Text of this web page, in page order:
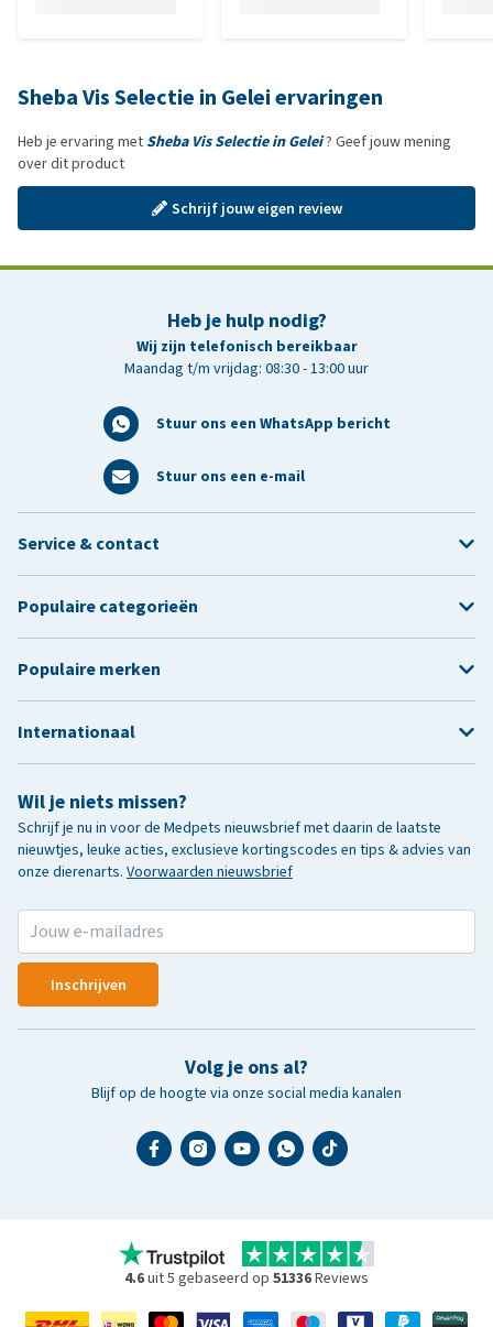
Sheba Vis Selectie in Gelei ervaringen
Heb je ervaring met Sheba Vis Selectie in Gelei? Geef jouw mening
over dit product
Schrijf jouw eigen review
Heb je hulp nodig?
Wij zijn telefonisch bereikbaar
Maandag t/m vrijdag: 08:30 - 13:00 uur
Stuur ons een WhatsApp bericht
Stuur ons een e-mail
Wil je niets missen?
Schrijf je nu in voor de Medpets nieuwsbrief met daarin de laatste
nieuwtjes, leuke acties, exclusieve kortingscodes en tips & advies van
onze dierenarts. Voorwaarden nieuwsbrief
Inschrijven
Volg je ons al?
Blijf op de hoogte via onze social media kanalen
Service & contact
Populaire categorieën
Populaire merken
Internationaal
4.6uit 5 gebaseerd op 51336Reviews